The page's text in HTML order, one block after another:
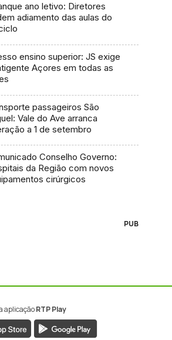
ano letivo: Diretores
adiamento das aulas do
ensino superior: JS exige
Açores em todas as
passageiros São
Vale do Ave arranca
a 1 de setembro
Conselho Governo:
da Região com novos
cirúrgicos
PUB
aplicaçãoRTP Play